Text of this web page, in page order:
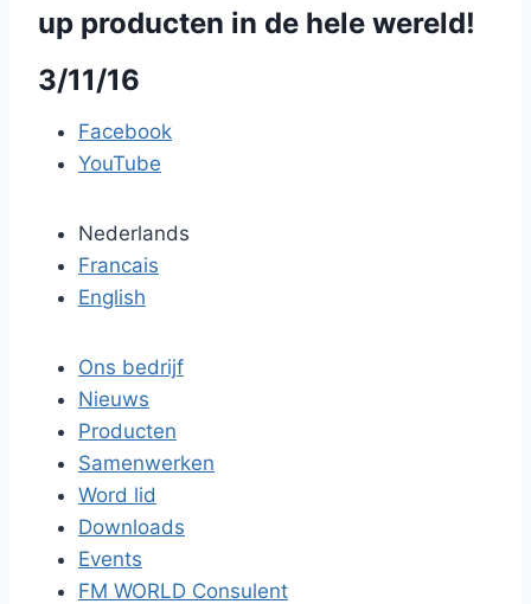
up producten in de hele wereld!
3/11/16
Facebook
YouTube
Nederlands
Francais
English
Ons bedrijf
Nieuws
Producten
Samenwerken
Word lid
Downloads
Events
FM WORLD Consulent